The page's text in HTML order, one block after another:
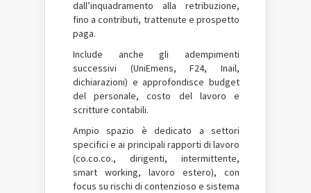
dall’inquadramento alla retribuzione,
fino a contributi, trattenute e prospetto
paga.
Include anche gli adempimenti
successivi (UniEmens, F24, Inail,
dichiarazioni) e approfondisce budget
del personale, costo del lavoro e
scritture contabili.
Ampio spazio è dedicato a settori
specifici e ai principali rapporti di lavoro
(co.co.co., dirigenti, intermittente,
smart working, lavoro estero), con
focus su rischi di contenzioso e sistema